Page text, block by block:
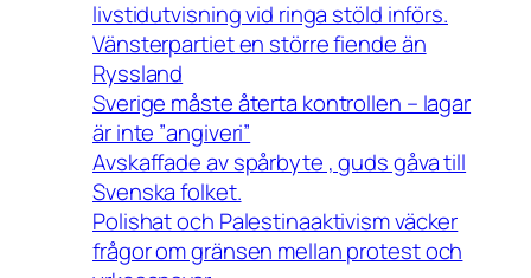
livstidutvisning vid ringa stöld införs.
Vänsterpartiet en större fiende än
Ryssland
Sverige måste återta kontrollen – lagar
är inte ”angiveri”
Avskaffade av spårbyte , guds gåva till
Svenska folket.
Polishat och Palestinaaktivism väcker
frågor om gränsen mellan protest och